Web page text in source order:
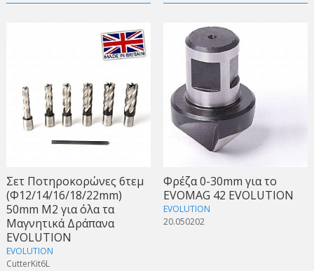
Σετ Ποτηροκορώνες 6τεμ
(Φ12/14/16/18/22mm)
50mm Μ2 για όλα τα
Μαγνητικά Δράπανα
EVOLUTION
EVOLUTION
CutterKit6L
Φρέζα 0-30mm για το
EVOMAG 42 EVOLUTION
EVOLUTION
20.050202